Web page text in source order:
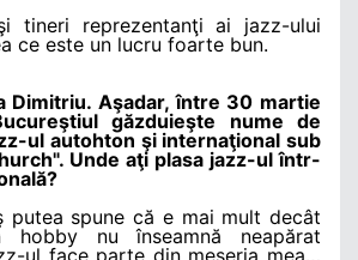
tineri reprezentanţi ai jazz-ului
ce este un lucru foarte bun.
Dimitriu. Aşadar, între 30 martie
găzduieşte nume de
ul autohton şi internaţional sub
Unde aţi plasa jazz-ul într-
putea spune că e mai mult decât
nu înseamnă neapărat
ul face parte din meseria mea…